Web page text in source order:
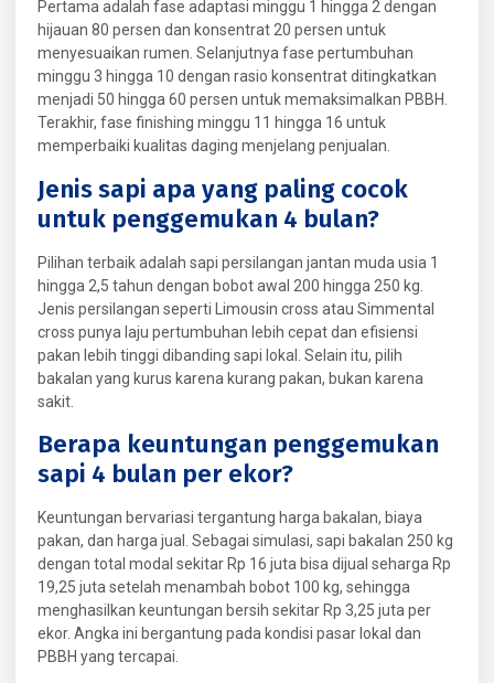
Pertama adalah fase adaptasi minggu 1 hingga 2 dengan
hijauan 80 persen dan konsentrat 20 persen untuk
menyesuaikan rumen. Selanjutnya fase pertumbuhan
minggu 3 hingga 10 dengan rasio konsentrat ditingkatkan
menjadi 50 hingga 60 persen untuk memaksimalkan PBBH.
Terakhir, fase finishing minggu 11 hingga 16 untuk
memperbaiki kualitas daging menjelang penjualan.
Jenis sapi apa yang paling cocok
untuk penggemukan 4 bulan?
Pilihan terbaik adalah sapi persilangan jantan muda usia 1
hingga 2,5 tahun dengan bobot awal 200 hingga 250 kg.
Jenis persilangan seperti Limousin cross atau Simmental
cross punya laju pertumbuhan lebih cepat dan efisiensi
pakan lebih tinggi dibanding sapi lokal. Selain itu, pilih
bakalan yang kurus karena kurang pakan, bukan karena
sakit.
Berapa keuntungan penggemukan
sapi 4 bulan per ekor?
Keuntungan bervariasi tergantung harga bakalan, biaya
pakan, dan harga jual. Sebagai simulasi, sapi bakalan 250 kg
dengan total modal sekitar Rp 16 juta bisa dijual seharga Rp
19,25 juta setelah menambah bobot 100 kg, sehingga
menghasilkan keuntungan bersih sekitar Rp 3,25 juta per
ekor. Angka ini bergantung pada kondisi pasar lokal dan
PBBH yang tercapai.